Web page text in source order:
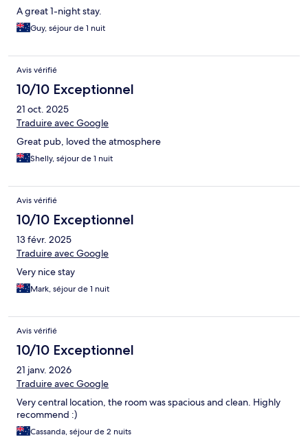
A great 1-night stay.
Guy, séjour de 1 nuit
Avis vérifié
10/10 Exceptionnel
21 oct. 2025
Traduire avec Google
Great pub, loved the atmosphere
Shelly, séjour de 1 nuit
Avis vérifié
10/10 Exceptionnel
13 févr. 2025
Traduire avec Google
Very nice stay
Mark, séjour de 1 nuit
Avis vérifié
10/10 Exceptionnel
21 janv. 2026
Traduire avec Google
Very central location, the room was spacious and clean. Highly
recommend :)
Cassanda, séjour de 2 nuits